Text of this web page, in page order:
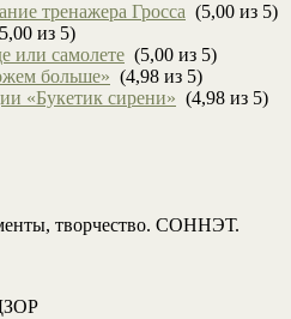
тренажера Гросса (5,00 из 5)
из 5)
или самолете (5,00 из 5)
больше» (4,98 из 5)
«Букетик сирени» (4,98 из 5)
творчество. СОННЭТ.